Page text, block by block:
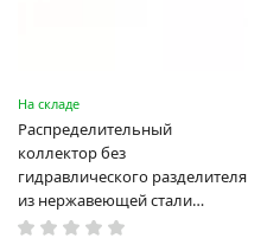
На складе
Распределительный
коллектор без
гидравлического разделителя
из нержавеющей стали
ПроксиТерм CLASSIC GK 32-3.1